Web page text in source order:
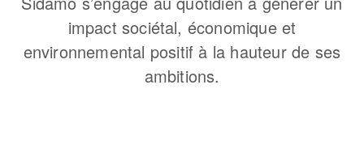
impact sociétal, économique et
environnemental positif à la hauteur de ses
ambitions.